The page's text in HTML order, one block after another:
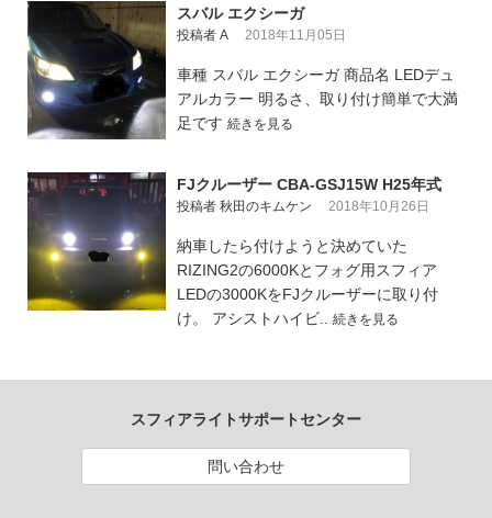
スバル エクシーガ
投稿者 A 2018年11月05日
車種 スバル エクシーガ 商品名 LEDデュ
アルカラー 明るさ、取り付け簡単で大満
足です 続きを見る
FJクルーザー CBA-GSJ15W H25年式
投稿者 秋田のキムケン 2018年10月26日
納車したら付けようと決めていた
RIZING2の6000Kとフォグ用スフィア
LEDの3000KをFJクルーザーに取り付
け。 アシストハイビ.. 続きを見る
スフィアライトサポートセンター
問い合わせ